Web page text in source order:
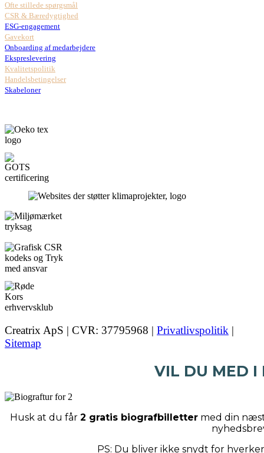
Ofte stillede spørgsmål
CSR & Bæredygtighed
ESG-engagement
Gavekort
Onboarding af medarbejdere
Ekspreslevering
Kvalitetspolitik
Handelsbetingelser
Skabeloner
Creatrix ApS | CVR: 37795968 | Privatlivspolitik |
Sitemap
VIL DU MED I
Husk at du får 2 gratis biografbillettermed din
PS: Du bliver ikke snydt for